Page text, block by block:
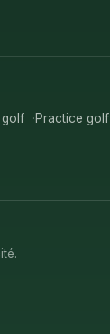
golf Practice golf